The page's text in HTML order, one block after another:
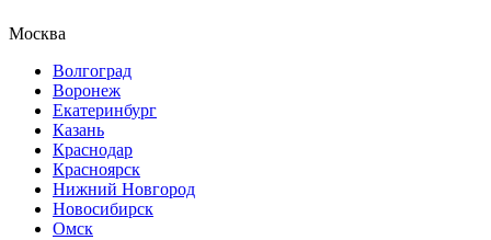
Москва
Волгоград
Воронеж
Екатеринбург
Казань
Краснодар
Красноярск
Нижний Новгород
Новосибирск
Омск